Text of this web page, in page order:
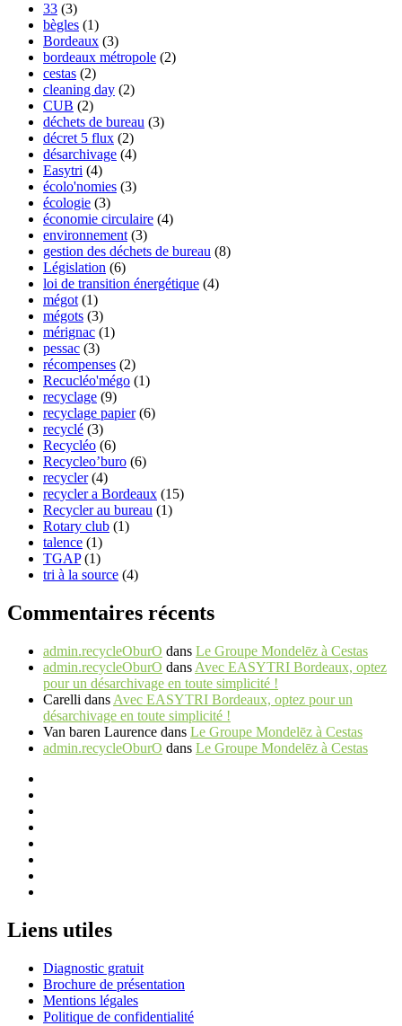
33 (3)
bègles (1)
Bordeaux (3)
bordeaux métropole (2)
cestas (2)
cleaning day (2)
CUB (2)
déchets de bureau (3)
décret 5 flux (2)
désarchivage (4)
Easytri (4)
écolo'nomies (3)
écologie (3)
économie circulaire (4)
environnement(3)
gestion des déchets de bureau (8)
Législation (6)
loi de transition énergétique (4)
mégot(1)
mégots (3)
mérignac (1)
pessac (3)
récompenses (2)
Recucléo'mégo (1)
recyclage (9)
recyclage papier(6)
recyclé (3)
Recycléo (6)
Recycleo’buro (6)
recycler(4)
recycler a Bordeaux (15)
Recycler au bureau (1)
Rotary club (1)
talence (1)
TGAP(1)
tri à la source (4)
Commentaires récents
admin.recycleOburO dans Le Groupe Mondelēz à Cestas
admin.recycleOburO dans Avec EASYTRI Bordeaux, optez
pour un désarchivage en toute simplicité !
Carelli dans Avec EASYTRI Bordeaux, optez pour un
désarchivage en toute simplicité !
Van baren Laurence dans Le Groupe Mondelēz à Cestas
admin.recycleOburO dans Le Groupe Mondelēz à Cestas
Liens utiles
Diagnostic gratuit
Brochure de présentation
Mentions légales
Politique de confidentialité